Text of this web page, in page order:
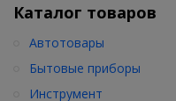
Каталог товаров
Автотовары
Бытовые приборы
Инструмент